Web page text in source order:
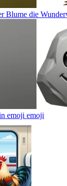
Blume die
emoji emoji